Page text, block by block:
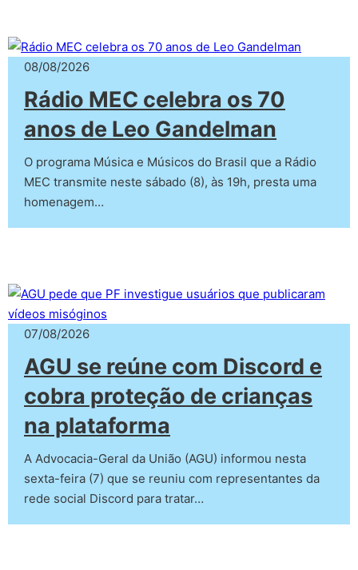
08/08/2026
Rádio MEC celebra os 70
anos de Leo Gandelman
O programa Música e Músicos do Brasil que a Rádio
MEC transmite neste sábado (8), às 19h, presta uma
homenagem…
07/08/2026
AGU se reúne com Discord e
cobra proteção de crianças
na plataforma
A Advocacia-Geral da União (AGU) informou nesta
sexta-feira (7) que se reuniu com representantes da
rede social Discord para tratar…